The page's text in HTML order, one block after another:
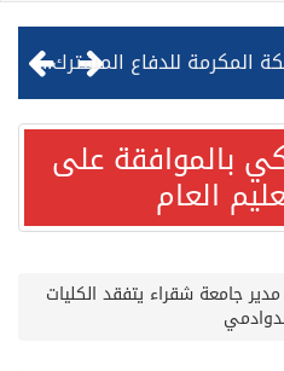
البيان المشترك لقمة مكة المكرمة للدفاع المشترك بين المملكة وتركيا وباكستان
قيادة القوات المشتركة للتحالف: نفذنا عملية رد عسكري متناسبة لأهداف عسكرية مشروعة تابعة للمليشيا الحوثية الإرهابية في محافظة الحديدة
بالموافقة على
العام
مدير جامعة شقراء يتفقد الكليات